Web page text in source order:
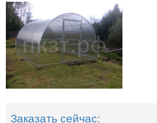
Заказать сейчас: